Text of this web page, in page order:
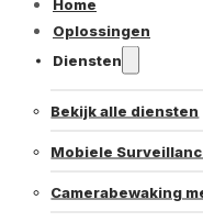
Home
Oplossingen
Diensten
Bekijk alle diensten
Mobiele
Camerabewaking